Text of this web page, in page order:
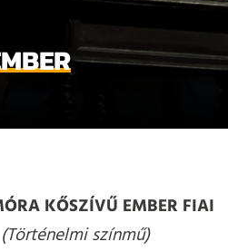
A KŐSZÍVŰ EMBER FIAI
(Történelmi színmű)